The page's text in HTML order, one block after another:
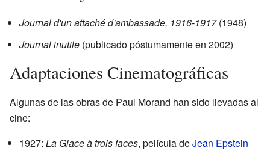
Journal d'un attaché d'ambassade, 1916-1917(1948)
Journal inutile (publicado póstumamente en 2002)
Adaptaciones Cinematográficas
Algunas de las obras de Paul Morand han sido llevadas al
cine:
1927: La Glace à trois faces, película deJean Epstein